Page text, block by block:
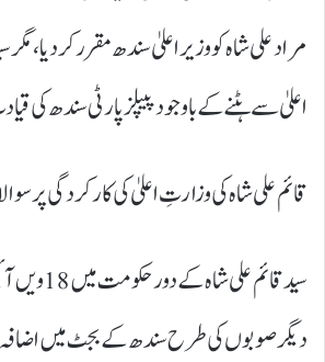
مراد علی شاہ کو وزیراعلیٰ سندھ مقرر کر دیا،
اعلیٰ سے ہٹنے کے باوجود پیپلز پارٹی سندھ
قائم علی شاہ کی وزارتِ اعلیٰ کی کارکردگی پر
سید قائم علی
دیگر صوبوں کی طرح سندھ کے بجٹ میں